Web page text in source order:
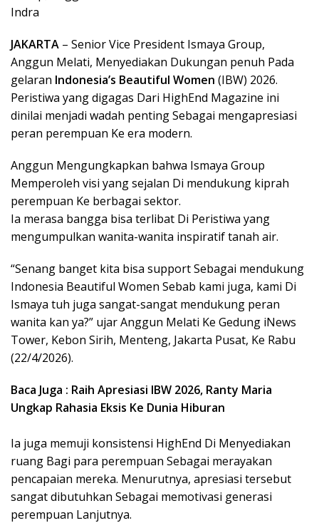
Indra
JAKARTA – Senior Vice President Ismaya Group,
Anggun Melati, Menyediakan Dukungan penuh Pada
gelaran Indonesia’s Beautiful Women (IBW) 2026.
Peristiwa yang digagas Dari HighEnd Magazine ini
dinilai menjadi wadah penting Sebagai mengapresiasi
peran perempuan Ke era modern.
Anggun Mengungkapkan bahwa Ismaya Group
Memperoleh visi yang sejalan Di mendukung kiprah
perempuan Ke berbagai sektor.
Ia merasa bangga bisa terlibat Di Peristiwa yang
mengumpulkan wanita-wanita inspiratif tanah air.
“Senang banget kita bisa support Sebagai mendukung
Indonesia Beautiful Women Sebab kami juga, kami Di
Ismaya tuh juga sangat-sangat mendukung peran
wanita kan ya?” ujar Anggun Melati Ke Gedung iNews
Tower, Kebon Sirih, Menteng, Jakarta Pusat, Ke Rabu
(22/4/2026).
Baca Juga : Raih Apresiasi IBW 2026, Ranty Maria
Ungkap Rahasia Eksis Ke Dunia Hiburan
Ia juga memuji konsistensi HighEnd Di Menyediakan
ruang Bagi para perempuan Sebagai merayakan
pencapaian mereka. Menurutnya, apresiasi tersebut
sangat dibutuhkan Sebagai memotivasi generasi
perempuan Lanjutnya.